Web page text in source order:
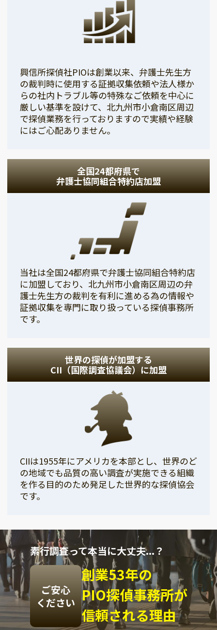
興信所探偵社PIOは創業以来、弁護士先生方
の裁判時に使用する証拠収集依頼や法人様か
らの社内トラブル等の特殊なご依頼を中心に
厳しい基準を設けて、北九州市小倉南区周辺
で探偵業務を行っておりますので実績や経験
にはご心配ありません。
全国24都府県で
弁護士協同組合特約店加盟
当社は全国24都府県で弁護士協同組合特約店
に加盟しており、北九州市小倉南区周辺の弁
護士先生方の裁判を有利に進める為の情報や
証拠収集を専門に取り扱っている探偵事務所
です。
世界の探偵が加盟する
CII（国際調査協議会）に加盟
CIIは1955年にアメリカを本部とし、世界のど
の地域でも品質の高い調査が実施できる組織
を作る目的のため発足した世界的な探偵協会
です。
素行調査って本当に大丈夫...？
ご安心
ください
創業53年の
PIO探偵事務所が
信頼される理由